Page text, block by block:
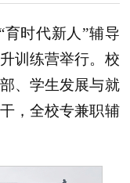
育时代新人”辅导
训练营举行。校
、学生发展与就
，全校专兼职辅